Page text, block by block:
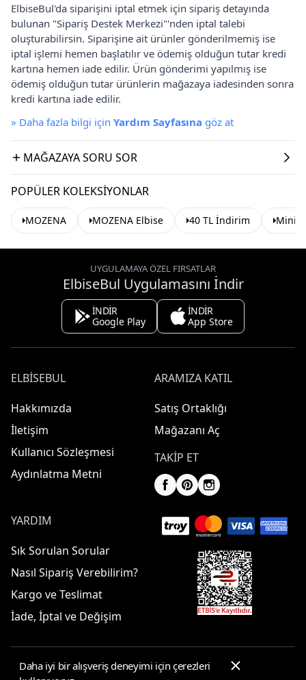
ElbiseBul'da siparişini iptal etmek için sipariş detayında
bulunan "Sipariş Destek Merkezi"'nden iptal talebi
oluşturabilirsin. Siparişine ait ürünler gönderilmemiş ise
iptal işlemi hemen başlatılır ve ödemiş olduğun tutar kredi
kartına hemen iade edilir. Ürün gönderimi yapılmış ise
ödemiş olduğun tutar ürünlerin mağazaya iadesinden sonra
kredi kartına iade edilir.
» Daha fazla bilgi için Yardım Sayfasına göz at
MAĞAZAYA SORU SOR
POPÜLER KOLEKSIYONLAR
MOZENA MOZENA Elbise 40 TL İndirim Mini
UYGULAMAYA ÖZEL FIRSATLAR
ElbiseBul Uygulamasını İndir
İNDİR
Google Play
İNDİR
App Store
ELBISEBUL
Hakkımızda
İletişim
Kullanıcı Sözleşmesi
Aydınlatma Metni
ARAMIZA KATIL
Satış Ortaklığı
Mağazanı Aç
TAKIP ET
YARDIM
Sık Sorulan Sorular
Nasıl Sipariş Verebilirim?
Kargo ve Teslimat
İade, İptal ve Değişim
Daha iyi bir alışveriş deneyimi için çerezleri